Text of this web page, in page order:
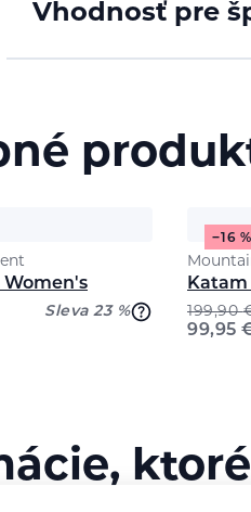
Vhodnosť pre
Women's
Sleva 23 %
−16 %
199,90
99,95